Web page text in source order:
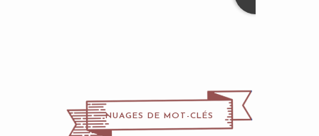
NUAGES DE MOT-CLÉS